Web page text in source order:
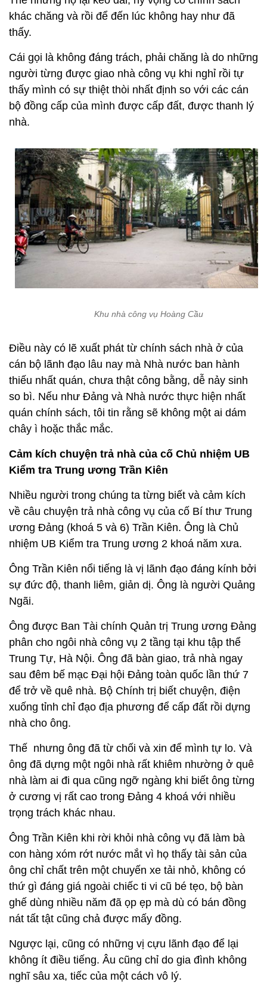
khác chăng và rồi để đến lúc không hay như đã
thấy.
Cái gọi là không đáng trách, phải chăng là do những
người từng được giao nhà công vụ khi nghỉ rồi tự
thấy mình có sự thiệt thòi nhất định so với các cán
bộ đồng cấp của mình được cấp đất, được thanh lý
nhà.
Khu nhà công vụ Hoàng Cầu
Điều này có lẽ xuất phát từ chính sách nhà ở của
cán bộ lãnh đạo lâu nay mà Nhà nước ban hành
thiếu nhất quán, chưa thật công bằng, dễ nảy sinh
so bì. Nếu như Đảng và Nhà nước thực hiện nhất
quán chính sách, tôi tin rằng sẽ không một ai dám
chây ì hoặc thắc mắc.
Cảm kích chuyện trả nhà của cố Chủ nhiệm UB
Kiểm tra Trung ương Trần Kiên
Nhiều người trong chúng ta từng biết và cảm kích
về câu chuyện trả nhà công vụ của cố Bí thư Trung
ương Đảng (khoá 5 và 6) Trần Kiên. Ông là Chủ
nhiệm UB Kiểm tra Trung ương 2 khoá năm xưa.
Ông Trần Kiên nổi tiếng là vị lãnh đạo đáng kính bởi
sự đức độ, thanh liêm, giản dị. Ông là người Quảng
Ngãi.
Ông được Ban Tài chính Quản trị Trung ương Đảng
phân cho ngôi nhà công vụ 2 tầng tại khu tập thể
Trung Tự, Hà Nội. Ông đã bàn giao, trả nhà ngay
sau đêm bế mạc Đại hội Đảng toàn quốc lần thứ 7
để trở về quê nhà. Bộ Chính trị biết chuyện, điện
xuống tỉnh chỉ đạo địa phương để cấp đất rồi dựng
nhà cho ông.
Thế nhưng ông đã từ chối và xin để mình tự lo. Và
ông đã dựng một ngôi nhà rất khiêm nhường ở quê
nhà làm ai đi qua cũng ngỡ ngàng khi biết ông từng
ở cương vị rất cao trong Đảng 4 khoá với nhiều
trọng trách khác nhau.
Ông Trần Kiên khi rời khỏi nhà công vụ đã làm bà
con hàng xóm rớt nước mắt vì họ thấy tài sản của
ông chỉ chất trên một chuyến xe tải nhỏ, không có
thứ gì đáng giá ngoài chiếc ti vi cũ bé tẹo, bộ bàn
ghế dùng nhiều năm đã ọp ẹp mà dù có bán đồng
nát tất tật cũng chả được mấy đồng.
Ngược lại, cũng có những vị cựu lãnh đạo để lại
không ít điều tiếng. Âu cũng chỉ do gia đình không
nghĩ sâu xa, tiếc của một cách vô lý.